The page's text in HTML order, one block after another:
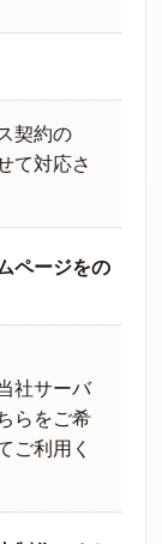
契約の
て対応さ
ページをの
社サーバ
らをご希
ご利用く